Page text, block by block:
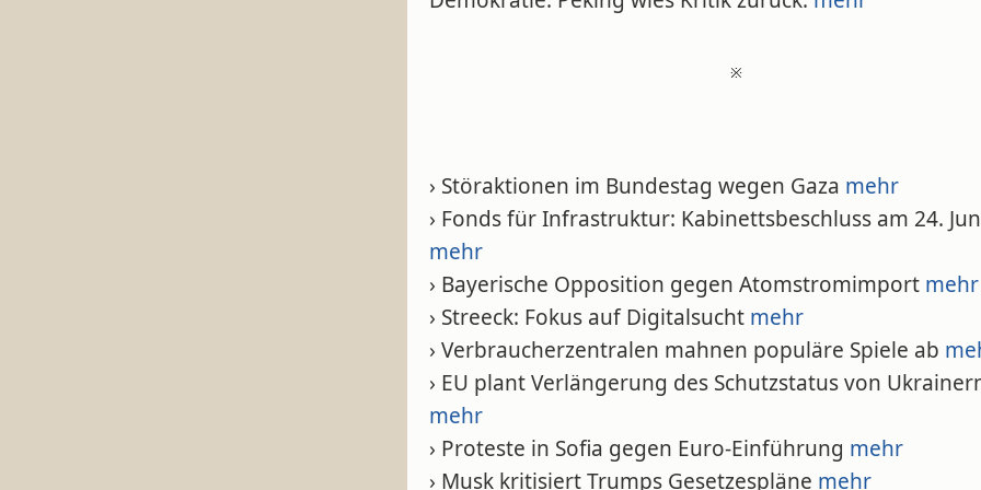
※
› Störaktionen im Bundestag wegen Gaza mehr
› Fonds für Infrastruktur: Kabinettsbeschluss am 24.
mehr
› Bayerische Opposition gegen Atomstromimport mehr
› Streeck: Fokus auf Digitalsucht mehr
› Verbraucherzentralen mahnen populäre Spiele ab
› EU plant Verlängerung des Schutzstatus von
mehr
› Proteste in Sofia gegen Euro-Einführung mehr
› Musk kritisiert Trumps Gesetzespläne mehr